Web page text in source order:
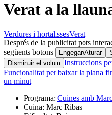
Verat a la
Verdures i hortalissesVerat
Després de la publicitat pots
següents botons
Engegar/Aturar
Disminuir el volum Instruccions
Funcionalitat per baixar la plana
un minut
Programa: Cuines amb
Cuina: Marc Ribas